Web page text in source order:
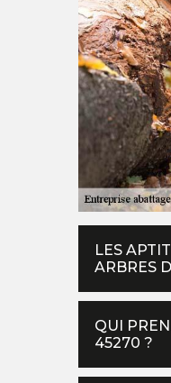
LES
ARBRES
QUI
45270 ?